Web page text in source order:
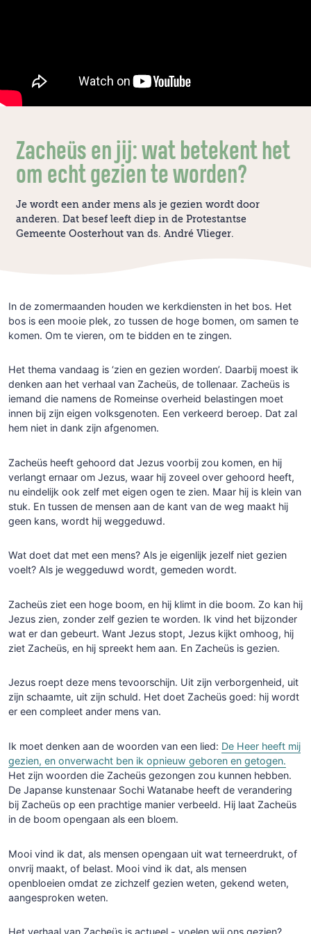
Zacheüs en jij: wat betekent het
om echt gezien te worden?
Je wordt een ander mens als je gezien wordt door
anderen. Dat besef leeft diep in de Protestantse
Gemeente Oosterhout van ds. André Vlieger.
In de zomermaanden houden we kerkdiensten in het bos. Het
bos is een mooie plek, zo tussen de hoge bomen, om samen te
komen. Om te vieren, om te bidden en te zingen.
Het thema vandaag is ‘zien en gezien worden’. Daarbij moest ik
denken aan het verhaal van Zacheüs, de tollenaar. Zacheüs is
iemand die namens de Romeinse overheid belastingen moet
innen bij zijn eigen volksgenoten. Een verkeerd beroep. Dat zal
hem niet in dank zijn afgenomen.
Zacheüs heeft gehoord dat Jezus voorbij zou komen, en hij
verlangt ernaar om Jezus, waar hij zoveel over gehoord heeft,
nu eindelijk ook zelf met eigen ogen te zien. Maar hij is klein van
stuk. En tussen de mensen aan de kant van de weg maakt hij
geen kans, wordt hij weggeduwd.
Wat doet dat met een mens? Als je eigenlijk jezelf niet gezien
voelt? Als je weggeduwd wordt, gemeden wordt.
Zacheüs ziet een hoge boom, en hij klimt in die boom. Zo kan hij
Jezus zien, zonder zelf gezien te worden. Ik vind het bijzonder
wat er dan gebeurt. Want Jezus stopt, Jezus kijkt omhoog, hij
ziet Zacheüs, en hij spreekt hem aan. En Zacheüs is gezien.
Jezus roept deze mens tevoorschijn. Uit zijn verborgenheid, uit
zijn schaamte, uit zijn schuld. Het doet Zacheüs goed: hij wordt
er een compleet ander mens van.
Ik moet denken aan de woorden van een lied: De Heer heeft mij
gezien, en onverwacht ben ik opnieuw geboren en getogen.
Het zijn woorden die Zacheüs gezongen zou kunnen hebben.
De Japanse kunstenaar Sochi Watanabe heeft de verandering
bij Zacheüs op een prachtige manier verbeeld. Hij laat Zacheüs
in de boom opengaan als een bloem.
Mooi vind ik dat, als mensen opengaan uit wat terneerdrukt, of
onvrij maakt, of belast. Mooi vind ik dat, als mensen
openbloeien omdat ze zichzelf gezien weten, gekend weten,
aangesproken weten.